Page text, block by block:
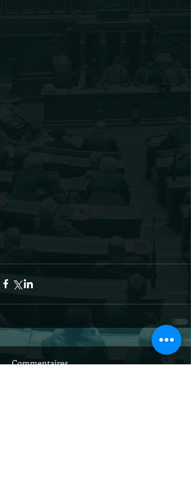
Commentaires